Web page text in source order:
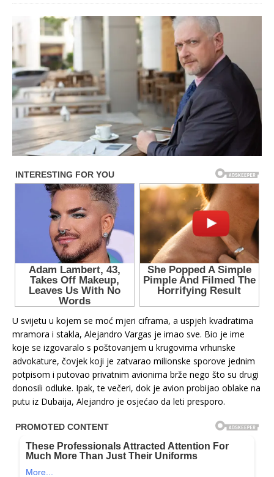
U svijetu u kojem se moć mjeri ciframa, a uspjeh kvadratima
mramora i stakla, Alejandro Vargas je imao sve. Bio je ime
koje se izgovaralo s poštovanjem u krugovima vrhunske
advokature, čovjek koji je zatvarao milionske sporove jednim
potpisom i putovao privatnim avionima brže nego što su drugi
donosili odluke. Ipak, te večeri, dok je avion probijao oblake na
putu iz Dubaija, Alejandro je osjećao da leti presporo.